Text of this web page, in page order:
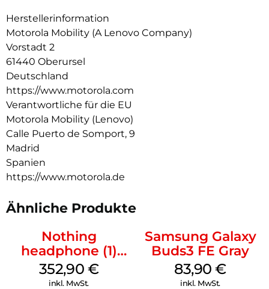
Leben nahtlos, und das leichte, robuste Design ist für den
Herstellerinformation
Motorola Mobility (A Lenovo Company)
Vorstadt 2
61440 Oberursel
Deutschland
https://www.motorola.com
Verantwortliche für die EU
Motorola Mobility (Lenovo)
Calle Puerto de Somport, 9
Madrid
Spanien
https://www.motorola.de
Ähnliche Produkte
Nothing
headphone (1)
Weiß
352,90 €
inkl. MwSt.
Samsung Galaxy
Buds3 FE Gray
83,90€
inkl. MwSt.